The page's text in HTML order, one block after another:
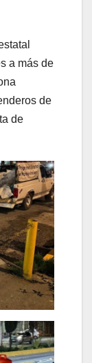
a más de
de
de